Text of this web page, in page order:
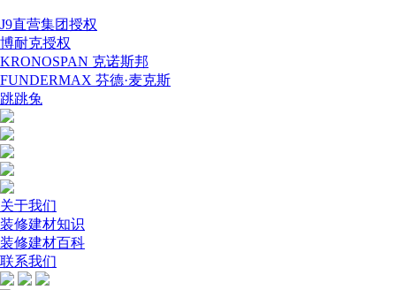
J9直营集团授权
博耐克授权
KRONOSPAN 克诺斯邦
FUNDERMAX 芬德·麦克斯
跳跳兔
关于我们
装修建材知识
装修建材百科
联系我们